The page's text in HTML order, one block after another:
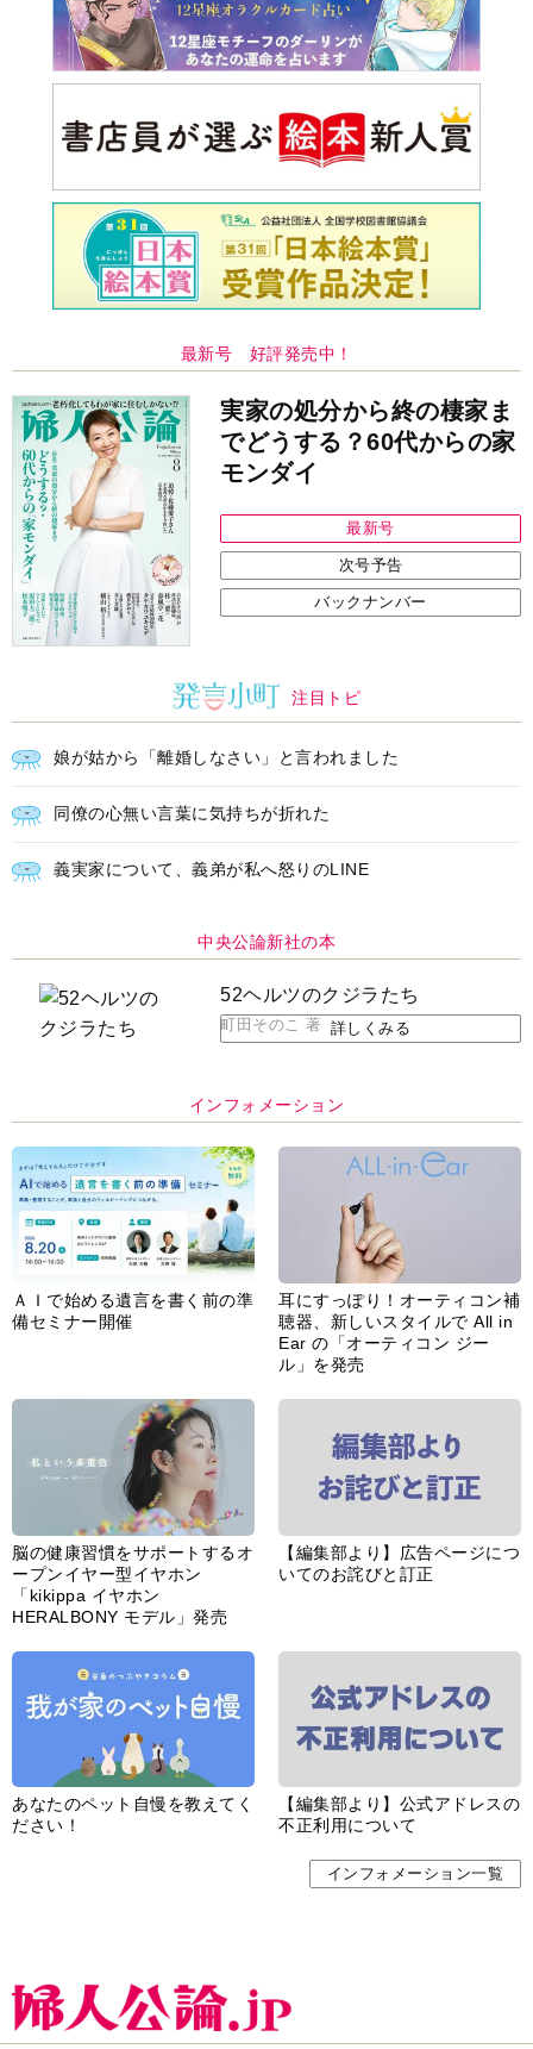
最新号 好評発売中！
実家の処分から終の棲家ま
でどうする？60代からの家
モンダイ
最新号
次号予告
バックナンバー
注目トピ
娘が姑から「離婚しなさい」と言われました
同僚の心無い言葉に気持ちが折れた
義実家について、義弟が私へ怒りのLINE
中央公論新社の本
52ヘルツのクジラたち
町田そのこ 著 詳しくみる
インフォメーション
ＡＩで始める遺言を書く前の準
備セミナー開催
耳にすっぽり！オーティコン補
聴器、新しいスタイルで All in
Ear の「オーティコン ジー
ル」を発売
脳の健康習慣をサポートするオ
ープンイヤー型イヤホン
「kikippa イヤホン
HERALBONY モデル」発売
【編集部より】広告ページにつ
いてのお詫びと訂正
あなたのペット自慢を教えてく
ださい！
【編集部より】公式アドレスの
不正利用について
インフォメーション一覧